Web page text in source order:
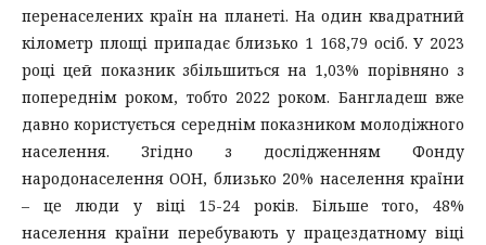
перенаселених країн на планеті. На один квадратний
кілометр площі припадає близько 1 168,79 осіб. У 2023
році цей показник збільшиться на 1,03% порівняно з
попереднім роком, тобто 2022 роком. Бангладеш вже
давно користується середнім показником молодіжного
населення. Згідно з дослідженням Фонду
народонаселення ООН, близько 20% населення країни
– це люди у віці 15-24 років. Більше того, 48%
населення країни перебувають у працездатному віці